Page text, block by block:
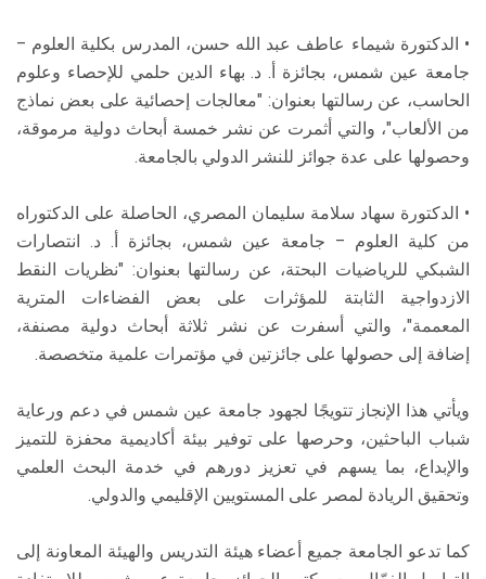
• الدكتورة شيماء عاطف عبد الله حسن، المدرس بكلية العلوم –
جامعة عين شمس، بجائزة أ. د. بهاء الدين حلمي للإحصاء وعلوم
الحاسب، عن رسالتها بعنوان: "معالجات إحصائية على بعض نماذج
من الألعاب"، والتي أثمرت عن نشر خمسة أبحاث دولية مرموقة،
وحصولها على عدة جوائز للنشر الدولي بالجامعة.
• الدكتورة سهاد سلامة سليمان المصري، الحاصلة على الدكتوراه
من كلية العلوم – جامعة عين شمس، بجائزة أ. د. انتصارات
الشبكي للرياضيات البحتة، عن رسالتها بعنوان: "نظريات النقط
الازدواجية الثابتة للمؤثرات على بعض الفضاءات المترية
المعممة"، والتي أسفرت عن نشر ثلاثة أبحاث دولية مصنفة،
إضافة إلى حصولها على جائزتين في مؤتمرات علمية متخصصة.
ويأتي هذا الإنجاز تتويجًا لجهود جامعة عين شمس في دعم ورعاية
شباب الباحثين، وحرصها على توفير بيئة أكاديمية محفزة للتميز
والإبداع، بما يسهم في تعزيز دورهم في خدمة البحث العلمي
وتحقيق الريادة لمصر على المستويين الإقليمي والدولي.
كما تدعو الجامعة جميع أعضاء هيئة التدريس والهيئة المعاونة إلى